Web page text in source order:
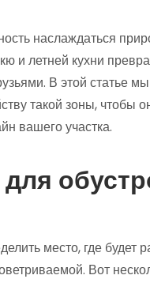
наслаждаться
и летней кухни
В этой статье
такой зоны,
вашего участка.
место, где будет
Вот